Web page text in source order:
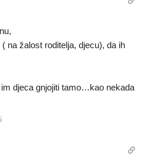
na žalost roditelja, djecu), da ih
djeca gnjojiti tamo…kao nekada